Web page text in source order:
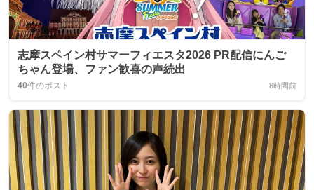
志摩スペイン村サマーフィエスタ2026 PR配信にんご
ちゃん登場、ファン歓喜の声続出
40件のポスト 8時間前